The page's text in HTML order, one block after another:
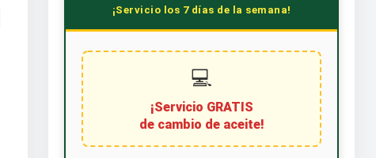
¡Servicio los 7 días de la semana!
💻
¡Servicio GRATIS
de cambio de aceite!